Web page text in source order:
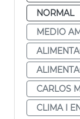
NORMAL
MEDIO
CARLOS
CLIMA I